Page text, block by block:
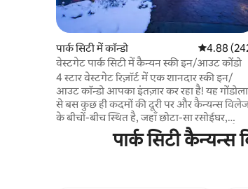
पार्क सिटी में कॉन्डो औसत रेटिंग
4.88
वेस्टगेट पार्क सिटी में कैन्यन स्की इन/आउट कोंडो
4 स्टार वेस्टगेट रिज़ॉर्ट में एक शानदार स्की इन/
आउट कॉन्डो आपका इंतज़ार कर रहा है! यह गोंडोला
से बस कुछ ही कदमों की दूरी पर और कैन्यन्स
के बीचों-बीच स्थित है, जहाँ छोटा-सा रसोईघर,
ग्रेनाइट स्टीम शावर और पहाड़ों के नज़ारे मौजूद हैं।
वेस्टगेट की सुविधाएँ अनंत हैं और इनमें रेस्टोरेंट,
पार्क सिटी कैन्यन्स